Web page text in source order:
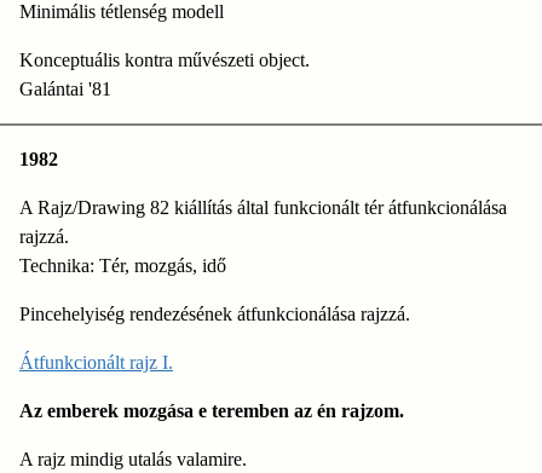
Minimális tétlenség modell
Konceptuális kontra művészeti object.
Galántai '81
1982
A Rajz/Drawing 82 kiállítás által funkcionált tér átfunkcionálása
rajzzá.
Technika: Tér, mozgás, idő
Pincehelyiség rendezésének átfunkcionálása rajzzá.
Átfunkcionált rajz I.
Az emberek mozgása e teremben az én rajzom.
A rajz mindig utalás valamire.